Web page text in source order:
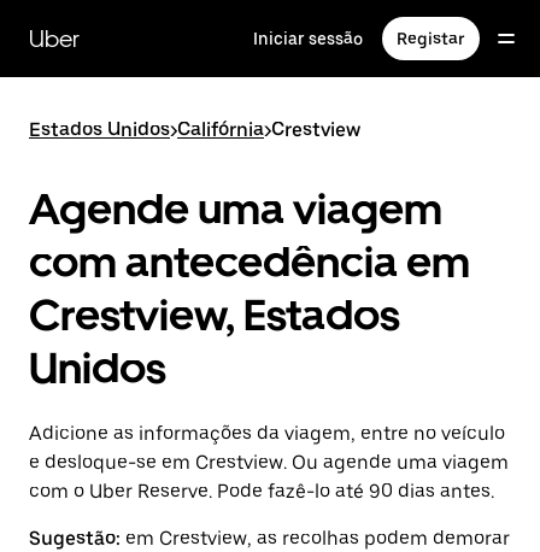
para
conteúdo
Uber Iniciar sessão Registar
Estados Unidos>Califórnia>Crestview
Agende uma viagem
com antecedência em
Crestview, Estados
Unidos
Adicione as informações da viagem, entre no veículo
e desloque-se em Crestview. Ou agende uma viagem
com o Uber Reserve. Pode fazê-lo até 90 dias antes.
Sugestão: em Crestview, as recolhas podem demorar